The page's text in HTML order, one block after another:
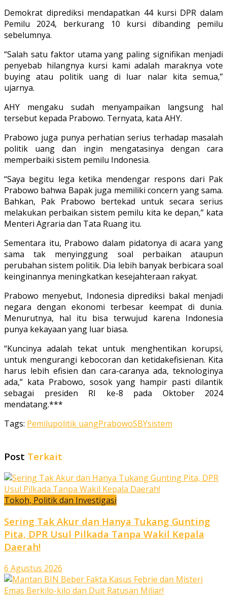
Demokrat diprediksi mendapatkan 44 kursi DPR dalam
Pemilu 2024, berkurang 10 kursi dibanding pemilu
sebelumnya.
“Salah satu faktor utama yang paling signifikan menjadi
penyebab hilangnya kursi kami adalah maraknya vote
buying atau politik uang di luar nalar kita semua,”
ujarnya.
AHY mengaku sudah menyampaikan langsung hal
tersebut kepada Prabowo. Ternyata, kata AHY.
Prabowo juga punya perhatian serius terhadap masalah
politik uang dan ingin mengatasinya dengan cara
memperbaiki sistem pemilu Indonesia.
“Saya begitu lega ketika mendengar respons dari Pak
Prabowo bahwa Bapak juga memiliki concern yang sama.
Bahkan, Pak Prabowo bertekad untuk secara serius
melakukan perbaikan sistem pemilu kita ke depan,” kata
Menteri Agraria dan Tata Ruang itu.
Sementara itu, Prabowo dalam pidatonya di acara yang
sama tak menyinggung soal perbaikan ataupun
perubahan sistem politik. Dia lebih banyak berbicara soal
keinginannya meningkatkan kesejahteraan rakyat.
Prabowo menyebut, Indonesia diprediksi bakal menjadi
negara dengan ekonomi terbesar keempat di dunia.
Menurutnya, hal itu bisa terwujud karena Indonesia
punya kekayaan yang luar biasa.
“Kuncinya adalah tekat untuk menghentikan korupsi,
untuk mengurangi kebocoran dan ketidakefisienan. Kita
harus lebih efisien dan cara-caranya ada, teknologinya
ada,” kata Prabowo, sosok yang hampir pasti dilantik
sebagai presiden RI ke-8 pada Oktober 2024
mendatang.***
Tags: Pemilupolitik uangPrabowoSBYsistem
Post Terkait
Tokoh, Politik dan Investigasi
Sering Tak Akur dan Hanya Tukang Gunting
Pita, DPR Usul Pilkada Tanpa Wakil Kepala
Daerah!
6 Agustus 2026